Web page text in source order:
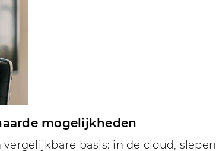
mogelijkheden
basis: in de cloud,